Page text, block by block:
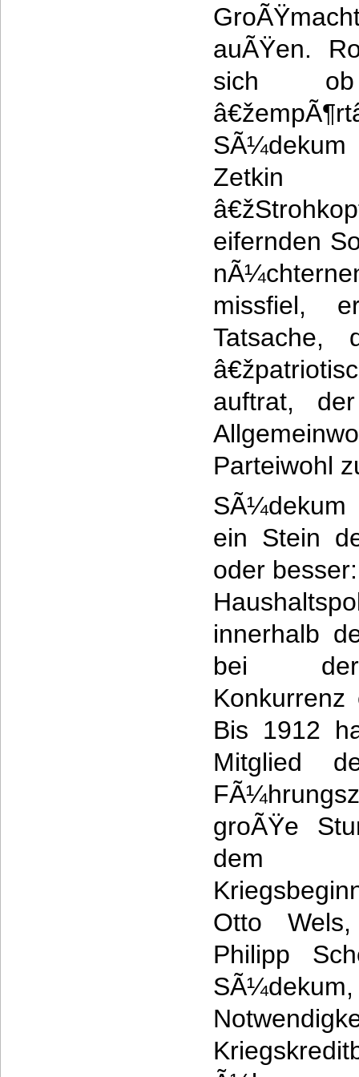
auÃŸen.
sich
Zetkin
eifernden
missfiel,
Tatsache,
auftrat,
Parteiwohl
ein Stein
oder
innerhalb
bei der
Bis 1912
Mitglied
groÃŸe
dem
Otto
Philipp